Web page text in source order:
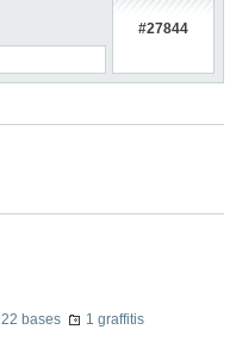
#27844
22 bases 1 graffitis